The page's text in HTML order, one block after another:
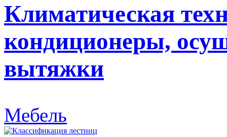
Климатическая
кондиционеры,
вытяжки
Мебель